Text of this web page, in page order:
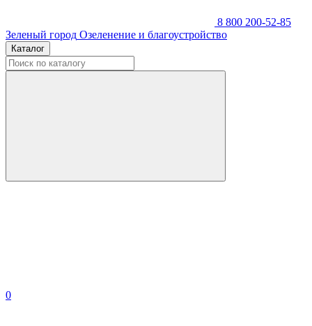
8 800 200-52-85
Зеленый город Озеленение и благоустройство
Каталог
0